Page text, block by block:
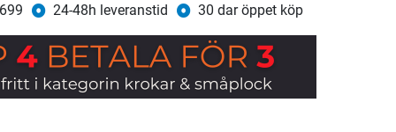
24-48h leveranstid 30 dar öppet köp